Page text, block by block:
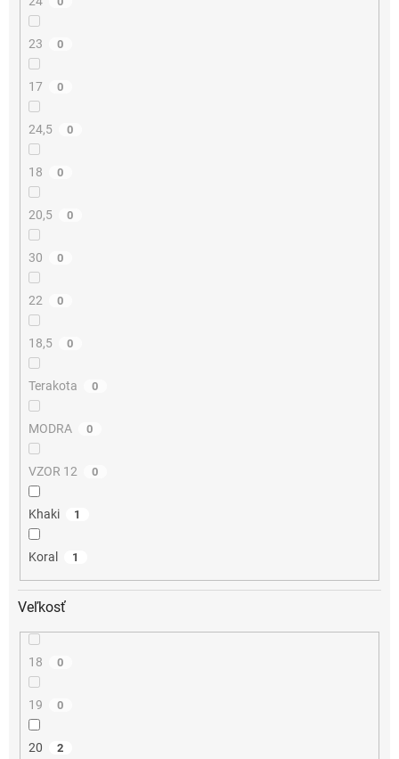
23 0
17 0
24,5 0
18 0
20,5 0
30 0
22 0
18,5 0
Terakota 0
MODRA 0
VZOR 12 0
Khaki 1
Koral 1
Veľkosť
18 0
19 0
20 2